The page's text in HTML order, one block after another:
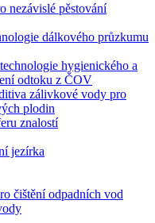
nezávislé pěstování
dálkového průzkumu
hygienického a
odtoku z ČOV
zálivkové vody pro
plodin
znalostí
jezírka
čištění odpadních vod